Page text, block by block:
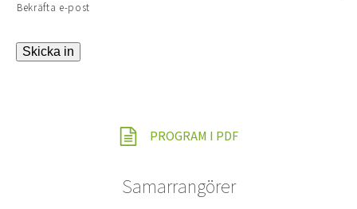
Bekräfta e-post
Skicka in
PROGRAM I PDF
Samarrangörer